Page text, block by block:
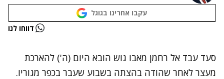
עקבו אחרינו בגוגל
נתקלנו בבעיה דווחו לנו
סעד עבד אל רחמן מאבו גוש הובא היום (ה') להארכת
מעצר לאחר שהודה בהצתה בשבוע שעבר בכפר מגוריו.